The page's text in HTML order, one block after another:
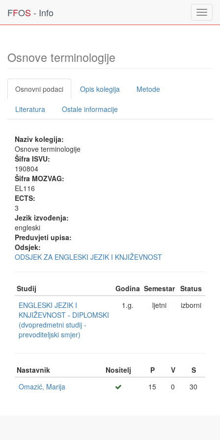
FFOS - Info
Osnove terminologije
Osnovni podaci Opis kolegija Metode
Literatura Ostale informacije
Naziv kolegija:
Osnove terminologije
Šifra ISVU:
190804
Šifra MOZVAG:
EL116
ECTS:
3
Jezik izvođenja:
engleski
Preduvjeti upisa:
Odsjek:
ODSJEK ZA ENGLESKI JEZIK I KNJIŽEVNOST
Studij Godina Semestar Status
ENGLESKI JEZIK I
KNJIŽEVNOST - DIPLOMSKI
(dvopredmetni studij -
prevoditeljski smjer)
1.g. ljetni izborni
Nastavnik Nositelj P V
S
Omazić, Marija
15 0 30